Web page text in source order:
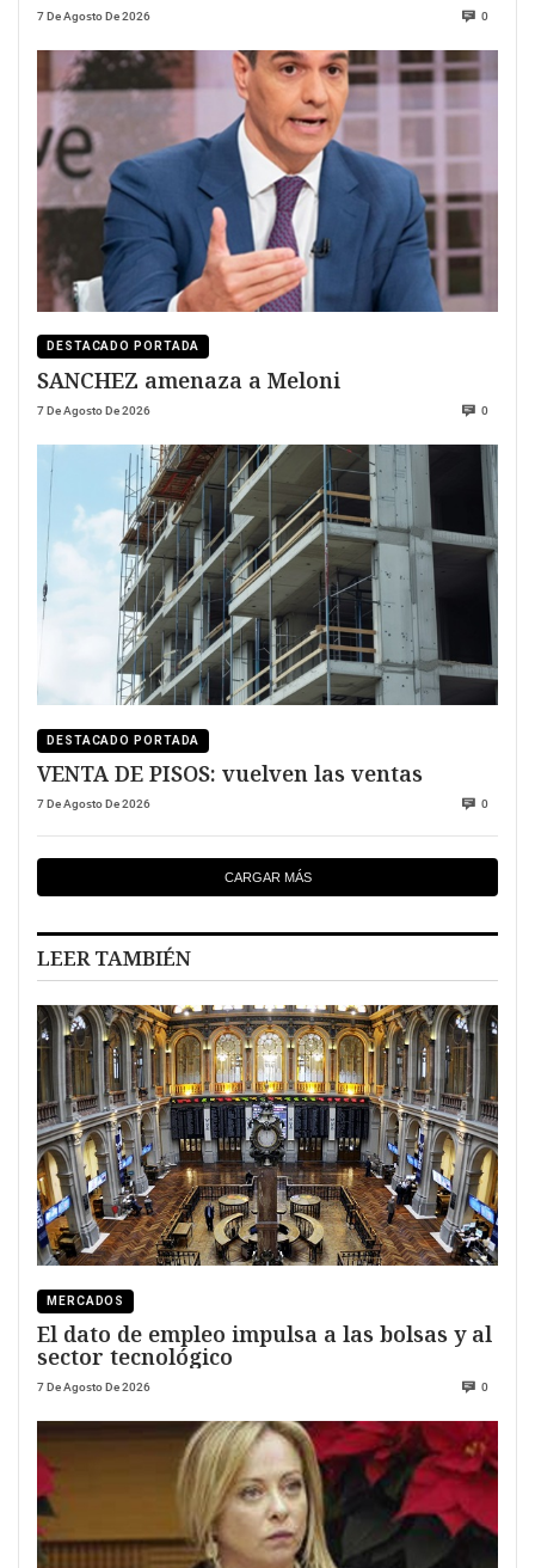
7 De Agosto De 2026 0
DESTACADO PORTADA
SANCHEZ amenaza a Meloni
7 De Agosto De 2026 0
DESTACADO PORTADA
VENTA DE PISOS: vuelven las ventas
7 De Agosto De 2026 0
CARGAR MÁS
LEER TAMBIÉN
MERCADOS
El dato de empleo impulsa a las bolsas y al
sector tecnológico
7 De Agosto De 2026 0